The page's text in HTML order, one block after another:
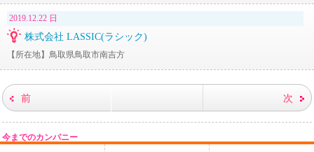
2019.12.22 日
株式会社 LASSIC(ラシック)
【所在地】鳥取県鳥取市南吉方
前 次
今までのカンパニー